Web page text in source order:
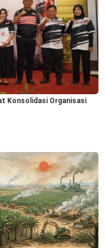
Konsolidasi Organisasi